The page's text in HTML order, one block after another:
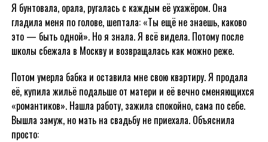
Я бунтовала, орала, ругалась с каждым её ухажёром. Она
гладила меня по голове, шептала: «Ты ещё не знаешь, каково
это — быть одной». Но я знала. Я всё видела. Потому после
школы сбежала в Москву и возвращалась как можно реже.
Потом умерла бабка и оставила мне свою квартиру. Я продала
её, купила жильё подальше от матери и её вечно сменяющихся
«романтиков». Нашла работу, зажила спокойно, сама по себе.
Вышла замуж, но мать на свадьбу не приехала. Объяснила
просто: